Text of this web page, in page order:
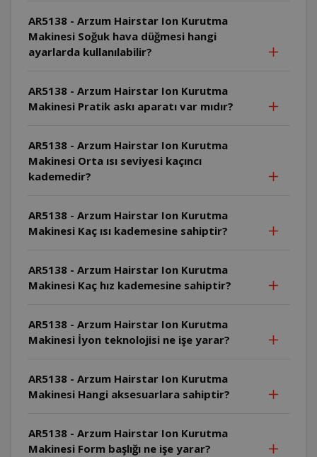
AR5138 - Arzum Hairstar Ion Kurutma
Makinesi Soğuk hava düğmesi hangi
ayarlarda kullanılabilir?
AR5138 - Arzum Hairstar Ion Kurutma
Makinesi Pratik askı aparatı var mıdır?
AR5138 - Arzum Hairstar Ion Kurutma
Makinesi Orta ısı seviyesi kaçıncı
kademedir?
AR5138 - Arzum Hairstar Ion Kurutma
Makinesi Kaç ısı kademesine sahiptir?
AR5138 - Arzum Hairstar Ion Kurutma
Makinesi Kaç hız kademesine sahiptir?
AR5138 - Arzum Hairstar Ion Kurutma
Makinesi İyon teknolojisi ne işe yarar?
AR5138 - Arzum Hairstar Ion Kurutma
Makinesi Hangi aksesuarlara sahiptir?
AR5138 - Arzum Hairstar Ion Kurutma
Makinesi Form başlığı ne işe yarar?